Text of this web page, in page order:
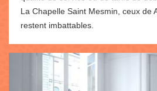
La Chapelle Saint Mesmin, ceux de
restent imbattables.